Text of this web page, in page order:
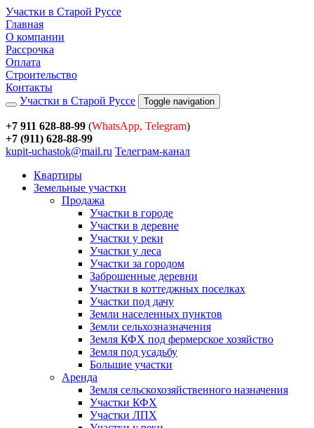
Участки в Старой Руссе
Главная
О компании
Рассрочка
Оплата
Строительство
Контакты
Участки в Старой Руссе
Toggle navigation
+7 911 628-88-99 (WhatsApp, Telegram)
+7 (911) 628-88-99
kupit-uchastok@mail.ru Телеграм-канал
Квартиры
Земельные участки
Продажа
Участки в городе
Участки в деревне
Участки у реки
Участки у леса
Участки за городом
Заброшенные деревни
Участки в коттеджных поселках
Участки под дачу
Земли населенных пунктов
Земли сельхозназначения
Земля КФХ под фермерское хозяйство
Земля под усадьбу
Большие участки
Аренда
Земля сельскохозяйственного назначения
Участки КФХ
Участки ЛПХ